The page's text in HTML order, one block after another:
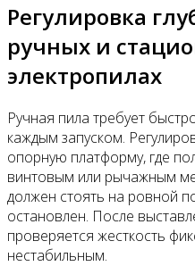
Регулировка
ручных и
электропилах
Ручная пила требует
каждым запуском.
опорную платформу, где
винтовым или рычажным
должен стоять на ровной
остановлен. После
проверяется жесткость
нестабильным.